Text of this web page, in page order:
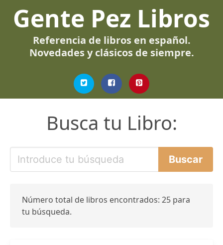
Gente Pez Libros
Referencia de libros en español.
Novedades y clásicos de siempre.
Busca tu Libro:
Número total de libros encontrados: 25 para
tu búsqueda.